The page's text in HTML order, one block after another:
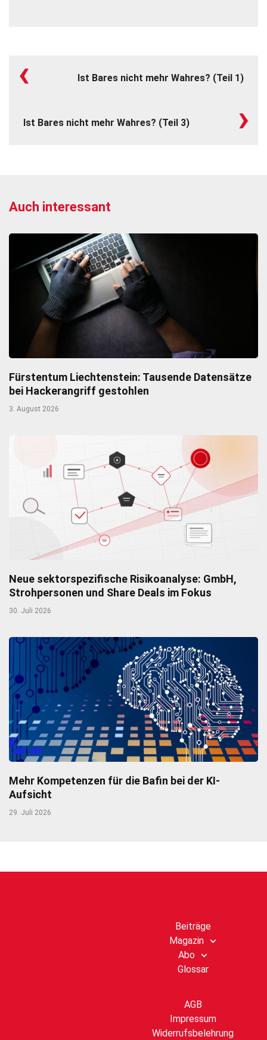
‹ Ist Bares nicht mehr Wahres? (Teil 1)
Ist Bares nicht mehr Wahres? (Teil 3) ›
Auch interessant
Fürstentum Liechtenstein: Tausende Datensätze
bei Hackerangriff gestohlen
3. August 2026
Neue sektorspezifische Risikoanalyse: GmbH,
Strohpersonen und Share Deals im Fokus
30. Juli 2026
Mehr Kompetenzen für die Bafin bei der KI-
Aufsicht
29. Juli 2026
Beiträge
Magazin
Abo
Glossar
AGB
Impressum
Widerrufsbelehrung